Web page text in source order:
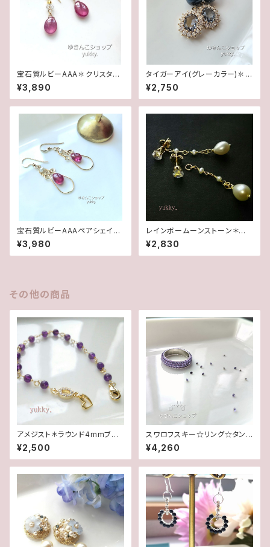
宝石質ルビーAAA✽クリスタル1
4kgfデザインピアス/イヤリング
¥3,890
タイガーアイ(グレーカラー)✽フ
レームガラス14kgfピアス/イヤ
リング
¥2,750
宝石質ルビーAAAペアシェイプ
✽淡水パール14kgfデザインピ
アス/イヤリング
¥3,980
レインボームーンストーン＊淡
水2wayポストピアス14kgf
¥2,830
その他の商品
アメジスト＊ラウンド4mmブレ
スレット
¥2,500
スワロフスキー☆リング☆タン
ザナイト(16.5号)
¥4,260